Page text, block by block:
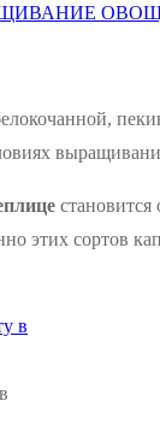
этих сортов